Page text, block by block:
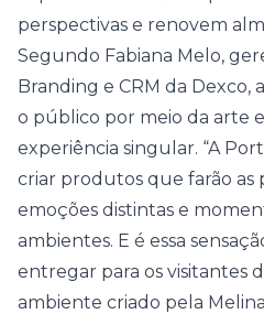
perspectivas e renovem
Segundo Fabiana Melo,
Branding e CRM da Dexco,
o público por meio da arte
experiência singular. “A
criar produtos que farão as
emoções distintas e
ambientes. E é essa
entregar para os visitantes
ambiente criado pela